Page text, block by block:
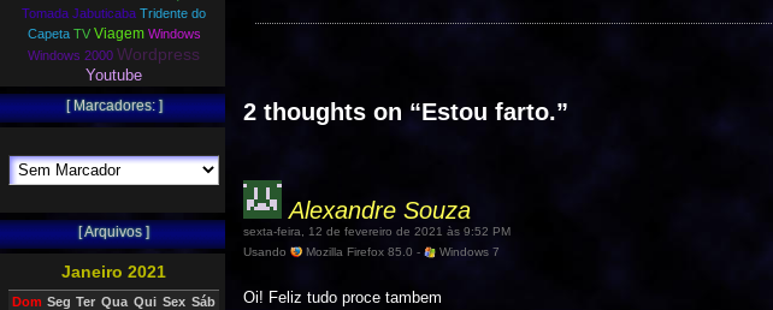
2 thoughts on “Estou farto.”
Alexandre Souza
sexta-feira, 12 de fevereiro de 2021 às 9:52 PM
Usando
Mozilla Firefox 85.0 - Windows 7
Oi! Feliz tudo proce tambem
Tomada Jabuticaba Tridente do
Capeta TV Viagem Windows
Windows 2000 Wordpress
Youtube
[ Marcadores: ]
[ Arquivos ]
Janeiro 2021
Dom Seg Ter Qua Qui Sex Sáb